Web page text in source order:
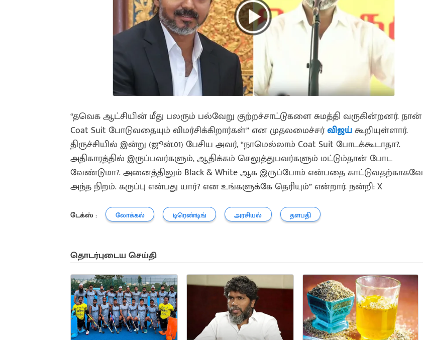
“தவெக ஆட்சியின் மீது பலரும் பல்வேறு குற்றச்சாட்டுகளை சுமத்தி வருகின்றனர். நான்
Coat Suit போடுவதையும் விமர்சிக்கிறார்கள்” என முதலமைச்சர்விஜய்கூறியுள்ளார்.
திருச்சியில் இன்று (ஜூன்.01) பேசிய அவர், “நாமெல்லாம் Coat Suit போடக்கூடாதா?.
அதிகாரத்தில் இருப்பவர்களும், ஆதிக்கம் செலுத்துபவர்களும் மட்டும்தான் போட
வேண்டுமா?. அனைத்திலும் Black & White ஆக இருப்போம் என்பதை காட்டுவதற்காகவே
அந்த நிறம். கருப்பு என்பது யார்? என உங்களுக்கே தெரியும்” என்றார். நன்றி: X
டேக்ஸ் : லோக்கல் டிரெண்டிங் அரசியல் தளபதி
தொடர்புடைய செய்தி